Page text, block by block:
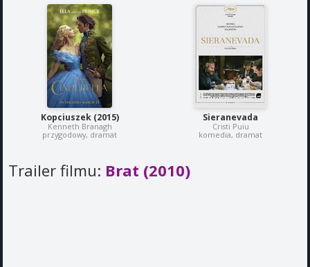
Kopciuszek (2015)
Kenneth Branagh
przygodowy, dramat
Sieranevada
Cristi Puiu
komedia, dramat
Trailer filmu: Brat (2010)